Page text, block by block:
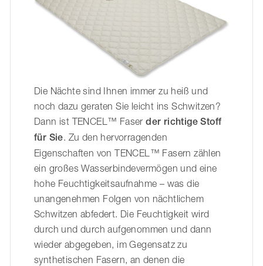
Die Nächte sind Ihnen immer zu heiß und
noch dazu geraten Sie leicht ins Schwitzen?
Dann ist TENCEL™ Faserder richtige Stoff
für Sie. Zu den hervorragenden
Eigenschaften von TENCEL™ Fasern zählen
ein großes Wasserbindevermögen und eine
hohe Feuchtigkeitsaufnahme – was die
unangenehmen Folgen von nächtlichem
Schwitzen abfedert. Die Feuchtigkeit wird
durch und durch aufgenommen und dann
wieder abgegeben, im Gegensatz zu
synthetischen Fasern, an denen die